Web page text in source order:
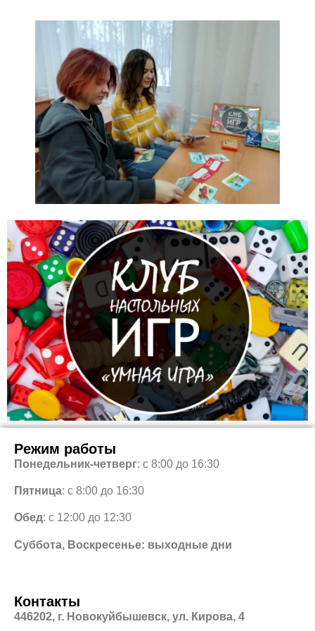
Режим работы
Понедельник-четверг: с 8:00 до 16:30
Пятница: с 8:00 до 16:30
Обед: с 12:00 до 12:30
Суббота, Воскресенье: выходные дни
Контакты
446202, г. Новокуйбышевск, ул. Кирова, 4